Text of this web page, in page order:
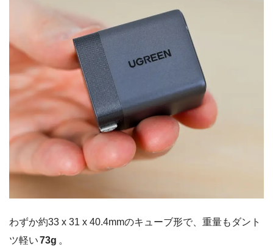
わずか約33 x 31 x 40.4mmのキューブ形で、重量もダント
ツ軽い73g 。